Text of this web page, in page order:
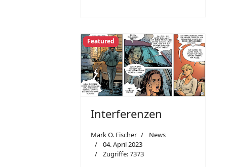
Featured
Interferenzen
Mark O. Fischer
News
04. April 2023
Zugriffe: 7373